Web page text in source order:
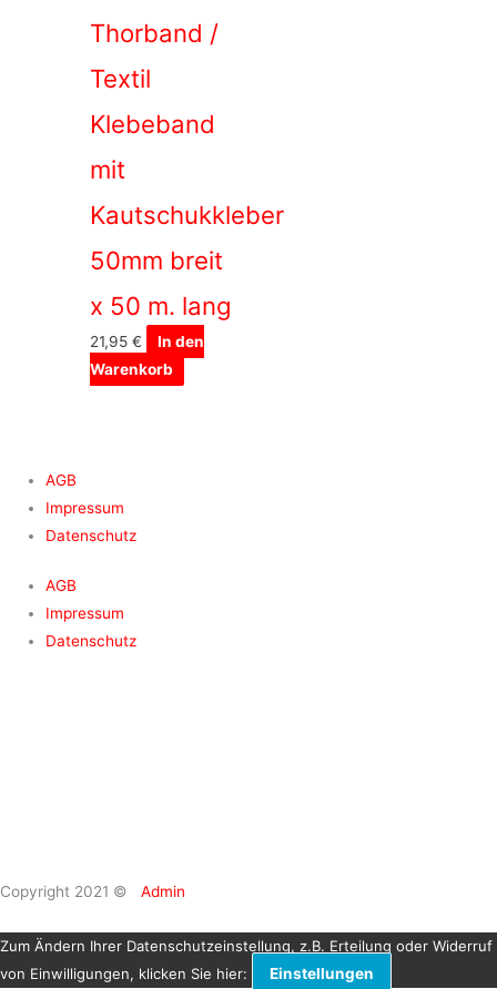
Thorband /
Textil
Klebeband
mit
Kautschukkleber
50mm breit
x 50 m. lang
21,95€
In den
Warenkorb
AGB
Impressum
Datenschutz
AGB
Impressum
Datenschutz
Copyright 2021 © Admin
Zum Ändern Ihrer Datenschutzeinstellung, z.B. Erteilung oder Widerruf
von Einwilligungen, klicken Sie hier:
Einstellungen